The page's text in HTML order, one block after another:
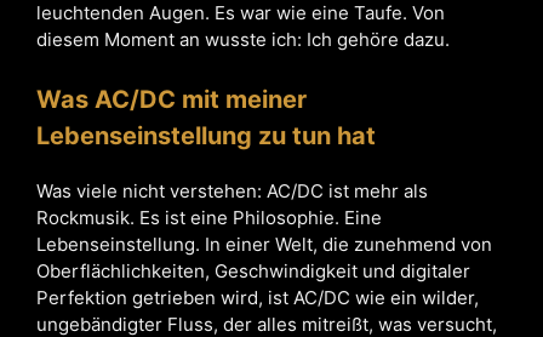
leuchtenden Augen. Es war wie eine Taufe. Von
diesem Moment an wusste ich: Ich gehöre dazu.
Was AC/DC mit meiner
Lebenseinstellung zu tun hat
Was viele nicht verstehen: AC/DC ist mehr als
Rockmusik. Es ist eine Philosophie. Eine
Lebenseinstellung. In einer Welt, die zunehmend von
Oberflächlichkeiten, Geschwindigkeit und digitaler
Perfektion getrieben wird, ist AC/DC wie ein wilder,
ungebändigter Fluss, der alles mitreißt, was versucht,